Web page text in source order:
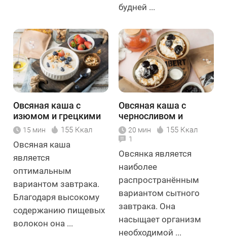
будней ...
Овсяная каша с
изюмом и грецкими
орехами
15 мин 155 Ккал
Овсяная каша
является
оптимальным
вариантом завтрака.
Благодаря высокому
содержанию пищевых
волокон она ...
Овсяная каша с
черносливом и
семенами чиа
20 мин 155 Ккал
1
Овсянка является
наиболее
распространённым
вариантом сытного
завтрака. Она
насыщает организм
необходимой ...